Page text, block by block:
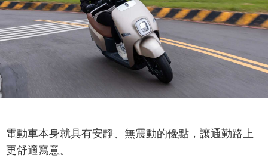
電動車本身就具有安靜、無震動的優點，讓通勤路上
更舒適寫意。